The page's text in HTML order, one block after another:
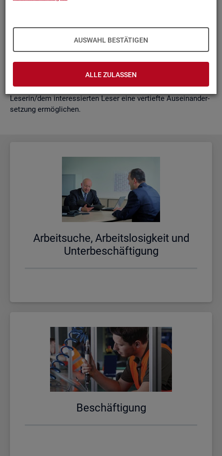
AUSWAHL BESTÄTIGEN
ALLE ZULASSEN
sam­men­ge­fasst. Damit ent­steht ein klei­nes Nach­schla­ge­
werk zu zen­tra­len Be­grif­fen und Fra­ge­stel­lun­gen der Ar­beits­
markt- und Grund­si­che­rungs­sta­tis­tik. Dabei wer­den diese Be­
grif­fe in kur­zer Form er­klärt und immer auch mit wei­ter­füh­
ren­den In­for­ma­ti­ons­quel­len ver­bun­den, die der in­ter­es­sier­ten
Le­se­rin/dem in­ter­es­sier­ten Leser eine ver­tief­te Aus­ein­an­der­
set­zung er­mög­li­chen.
Ar­beit­su­che, Ar­beits­lo­sig­keit und
Un­ter­be­schäf­ti­gung
Be­schäf­ti­gung